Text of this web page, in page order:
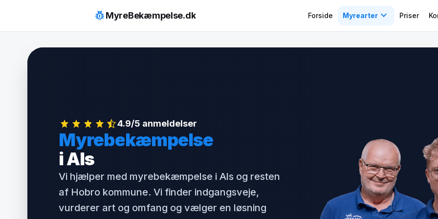
indhold
pest_controlMyreBekæmpelse.dk Forside Myrearter expand_more Priser
4.9/5 anmeldelser
Myrebekæmpelse
i Als
Vi hjælper med myrebekæmpelse i Als og resten
af Hobro kommune. Vi finder indgangsveje,
vurderer art og omfang og vælger en løsning